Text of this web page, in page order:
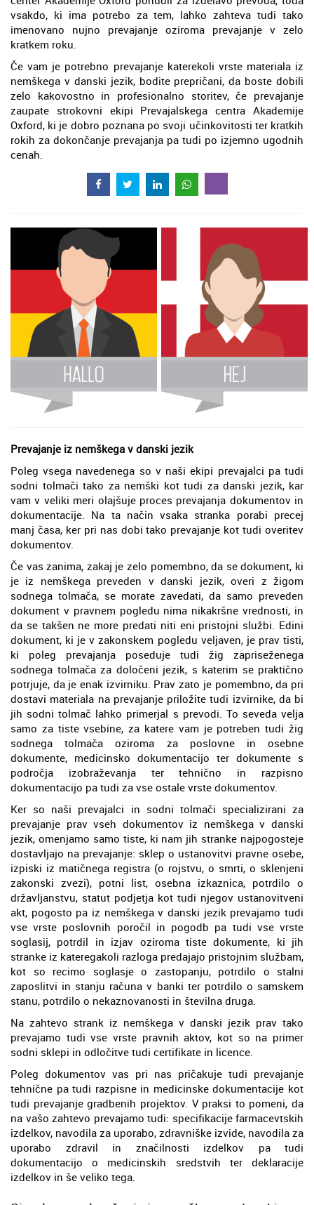
vsakdo, ki ima potrebo za tem, lahko zahteva tudi tako
imenovano nujno prevajanje oziroma prevajanje v zelo
kratkem roku.
Če vam je potrebno prevajanje katerekoli vrste materiala iz
nemškega v danski jezik, bodite prepričani, da boste dobili
zelo kakovostno in profesionalno storitev, če prevajanje
zaupate strokovni ekipi Prevajalskega centra Akademije
Oxford, ki je dobro poznana po svoji učinkovitosti ter kratkih
rokih za dokončanje prevajanja pa tudi po izjemno ugodnih
cenah.
Prevajanje iz nemškega v danski jezik
Poleg vsega navedenega so v naši ekipi prevajalci pa tudi
sodni tolmači tako za nemški kot tudi za danski jezik, kar
vam v veliki meri olajšuje proces prevajanja dokumentov in
dokumentacije. Na ta način vsaka stranka porabi precej
manj časa, ker pri nas dobi tako prevajanje kot tudi overitev
dokumentov.
Če vas zanima, zakaj je zelo pomembno, da se dokument, ki
je iz nemškega preveden v danski jezik, overi z žigom
sodnega tolmača, se morate zavedati, da samo preveden
dokument v pravnem pogledu nima nikakršne vrednosti, in
da se takšen ne more predati niti eni pristojni službi. Edini
dokument, ki je v zakonskem pogledu veljaven, je prav tisti,
ki poleg prevajanja poseduje tudi žig zapriseženega
sodnega tolmača za določeni jezik, s katerim se praktično
potrjuje, da je enak izvirniku. Prav zato je pomembno, da pri
dostavi materiala na prevajanje priložite tudi izvirnike, da bi
jih sodni tolmač lahko primerjal s prevodi. To seveda velja
samo za tiste vsebine, za katere vam je potreben tudi žig
sodnega tolmača oziroma za poslovne in osebne
dokumente, medicinsko dokumentacijo ter dokumente s
področja izobraževanja ter tehnično in razpisno
dokumentacijo pa tudi za vse ostale vrste dokumentov.
Ker so naši prevajalci in sodni tolmači specializirani za
prevajanje prav vseh dokumentov iz nemškega v danski
jezik, omenjamo samo tiste, ki nam jih stranke najpogosteje
dostavljajo na prevajanje: sklep o ustanovitvi pravne osebe,
izpiski iz matičnega registra (o rojstvu, o smrti, o sklenjeni
zakonski zvezi), potni list, osebna izkaznica, potrdilo o
državljanstvu, statut podjetja kot tudi njegov ustanovitveni
akt, pogosto pa iz nemškega v danski jezik prevajamo tudi
vse vrste poslovnih poročil in pogodb pa tudi vse vrste
soglasij, potrdil in izjav oziroma tiste dokumente, ki jih
stranke iz kateregakoli razloga predajajo pristojnim službam,
kot so recimo soglasje o zastopanju, potrdilo o stalni
zaposlitvi in stanju računa v banki ter potrdilo o samskem
stanu, potrdilo o nekaznovanosti in številna druga.
Na zahtevo strank iz nemškega v danski jezik prav tako
prevajamo tudi vse vrste pravnih aktov, kot so na primer
sodni sklepi in odločitve tudi certifikate in licence.
Poleg dokumentov vas pri nas pričakuje tudi prevajanje
tehnične pa tudi razpisne in medicinske dokumentacije kot
tudi prevajanje gradbenih projektov. V praksi to pomeni, da
na vašo zahtevo prevajamo tudi: specifikacije farmacevtskih
izdelkov, navodila za uporabo, zdravniške izvide, navodila za
uporabo zdravil in značilnosti izdelkov pa tudi
dokumentacijo o medicinskih sredstvih ter deklaracije
izdelkov in še veliko tega.